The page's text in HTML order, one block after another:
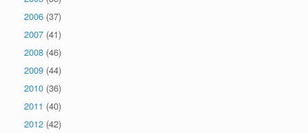
2006 (37)
2007 (41)
2008 (46)
2009 (44)
2010 (36)
2011 (40)
2012 (42)